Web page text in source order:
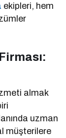
ekipleri, hem
almak
uzman
müşterilere